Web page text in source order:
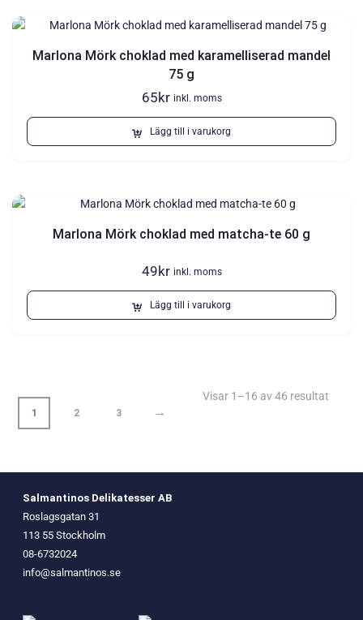
Marlona Mörk choklad med karamelliserad mandel
75 g
65kr inkl. moms
Lägg till i varukorg
Marlona Mörk choklad med matcha-te 60 g
49kr inkl. moms
Lägg till i varukorg
1 2 3 →
Visar 1–16 av 46 resultat
Salmantinos Delikatesser AB
Roslagsgatan 31
113 55 Stockholm
08-6732024
info@salmantinos.se